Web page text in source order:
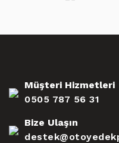
Müşteri Hizmetleri
0505 787 56 31
Bize Ulaşın